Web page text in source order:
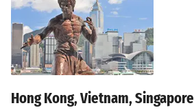
Hong Kong, Vietnam, Singapore